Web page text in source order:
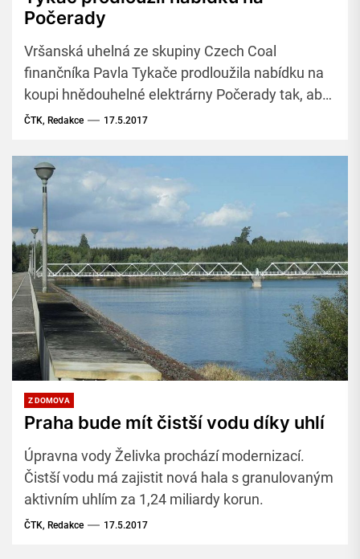
Počerady
Vršanská uhelná ze skupiny Czech Coal
finančníka Pavla Tykače prodloužila nabídku na
koupi hnědouhelné elektrárny Počerady tak, aby
ji mohla ve čtvrtek projednat dozorčí rada ČEZ.
ČTK, Redakce 17.5.2017
Z DOMOVA
Praha bude mít čistší vodu díky uhlí
Úpravna vody Želivka prochází modernizací.
Čistší vodu má zajistit nová hala s granulovaným
aktivním uhlím za 1,24 miliardy korun.
ČTK, Redakce 17.5.2017